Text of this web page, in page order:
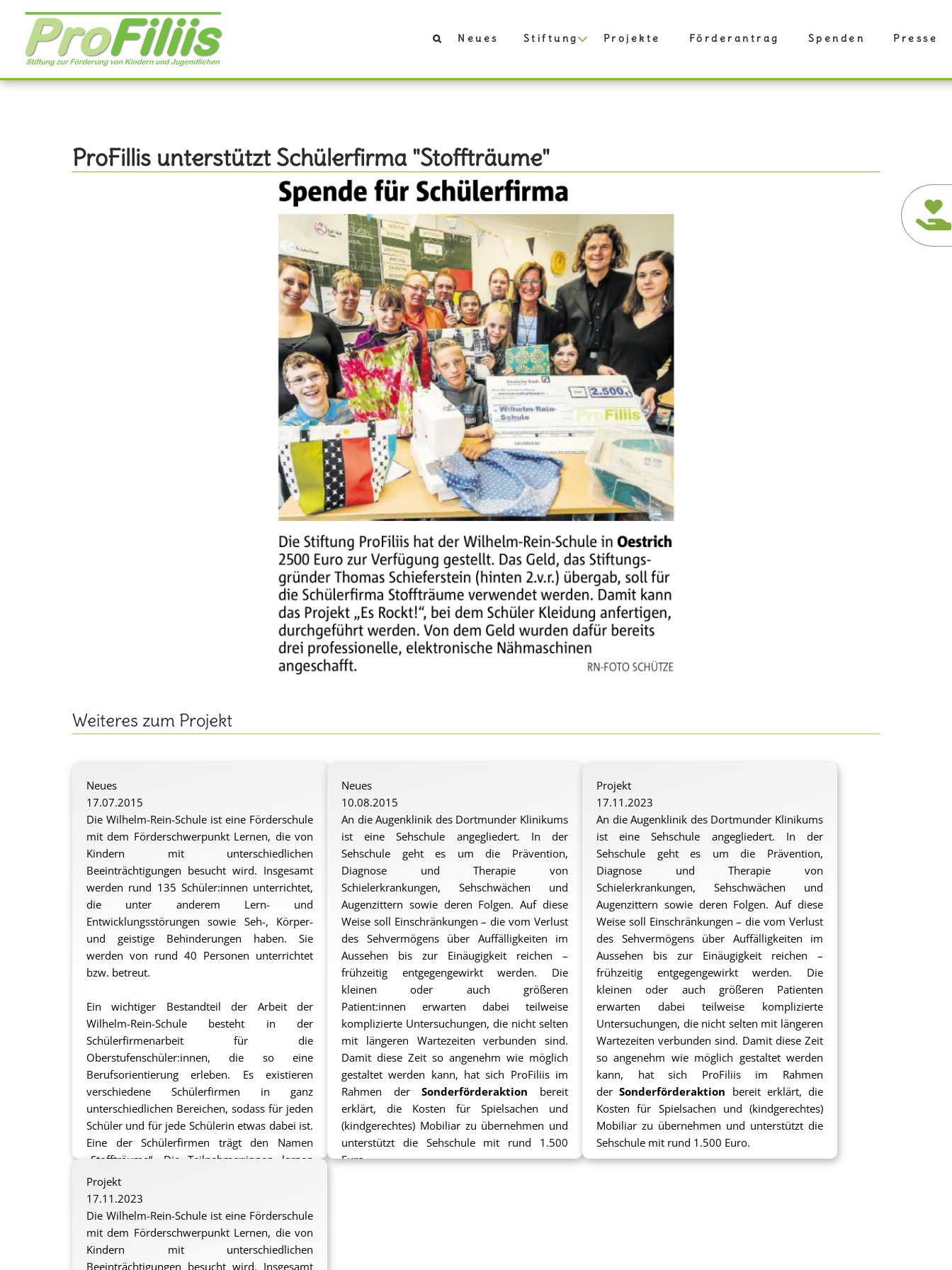
Direkt
Inhalt
Neues Stiftung Projekte Förderantrag Spenden Presse
ProFillis unterstützt Schülerfirma "Stoffträume"
Weiteres zum Projekt
Neues
17.07.2015
Die Wilhelm-Rein-Schule ist eine Förderschule
mit dem Förderschwerpunkt Lernen, die von
Kindern mit unterschiedlichen
Beeinträchtigungen besucht wird. Insgesamt
werden rund 135 Schüler:innen unterrichtet,
die unter anderem Lern- und
Entwicklungsstörungen sowie Seh-, Körper-
und geistige Behinderungen haben. Sie
werden von rund 40 Personen unterrichtet
bzw. betreut.
Ein wichtiger Bestandteil der Arbeit der
Wilhelm-Rein-Schule besteht in der
Schülerfirmenarbeit für die
Oberstufenschüler:innen, die so eine
Berufsorientierung erleben. Es existieren
verschiedene Schülerfirmen in ganz
unterschiedlichen Bereichen, sodass für jeden
Schüler und für jede Schülerin etwas dabei ist.
Eine der Schülerfirmen trägt den Namen
„Stoffträume“. Die Teilnehmer:innen lernen
hier den Umgang mit einer Nähmaschine und
stellen selbstständig – teilweise arbeitsteilig –
textile Gegenstände her, z. B. Taschen,
Handyhüllen, Stoffkörbe, Tischsets und
Mützen, die später verkauft werden.
Neues
10.08.2015
An die Augenklinik des Dortmunder Klinikums
ist eine Sehschule angegliedert. In der
Sehschule geht es um die Prävention,
Diagnose und Therapie von
Schielerkrankungen, Sehschwächen und
Augenzittern sowie deren Folgen. Auf diese
Weise soll Einschränkungen – die vom Verlust
des Sehvermögens über Auffälligkeiten im
Aussehen bis zur Einäugigkeit reichen –
frühzeitig entgegengewirkt werden. Die
kleinen oder auch größeren
Patient:innen erwarten dabei teilweise
komplizierte Untersuchungen, die nicht selten
mit längeren Wartezeiten verbunden sind.
Damit diese Zeit so angenehm wie möglich
gestaltet werden kann, hat sich ProFiliis im
Rahmen derSonderförderaktion bereit
erklärt, die Kosten für Spielsachen und
(kindgerechtes) Mobiliar zu übernehmen und
unterstützt die Sehschule mit rund 1.500
Euro.
Projekt
17.11.2023
An die Augenklinik des Dortmunder Klinikums
ist eine Sehschule angegliedert. In der
Sehschule geht es um die Prävention,
Diagnose und Therapie von
Schielerkrankungen, Sehschwächen und
Augenzittern sowie deren Folgen. Auf diese
Weise soll Einschränkungen – die vom Verlust
des Sehvermögens über Auffälligkeiten im
Aussehen bis zur Einäugigkeit reichen –
frühzeitig entgegengewirkt werden. Die
kleinen oder auch größeren Patienten
erwarten dabei teilweise komplizierte
Untersuchungen, die nicht selten mit längeren
Wartezeiten verbunden sind. Damit diese Zeit
so angenehm wie möglich gestaltet werden
kann, hat sich ProFiliis im Rahmen
derSonderförderaktion bereit erklärt, die
Kosten für Spielsachen und (kindgerechtes)
Mobiliar zu übernehmen und unterstützt die
Sehschule mit rund 1.500 Euro.
Projekt
17.11.2023
Die Wilhelm-Rein-Schule ist eine Förderschule
mit dem Förderschwerpunkt Lernen, die von
Kindern mit unterschiedlichen
Beeinträchtigungen besucht wird. Insgesamt